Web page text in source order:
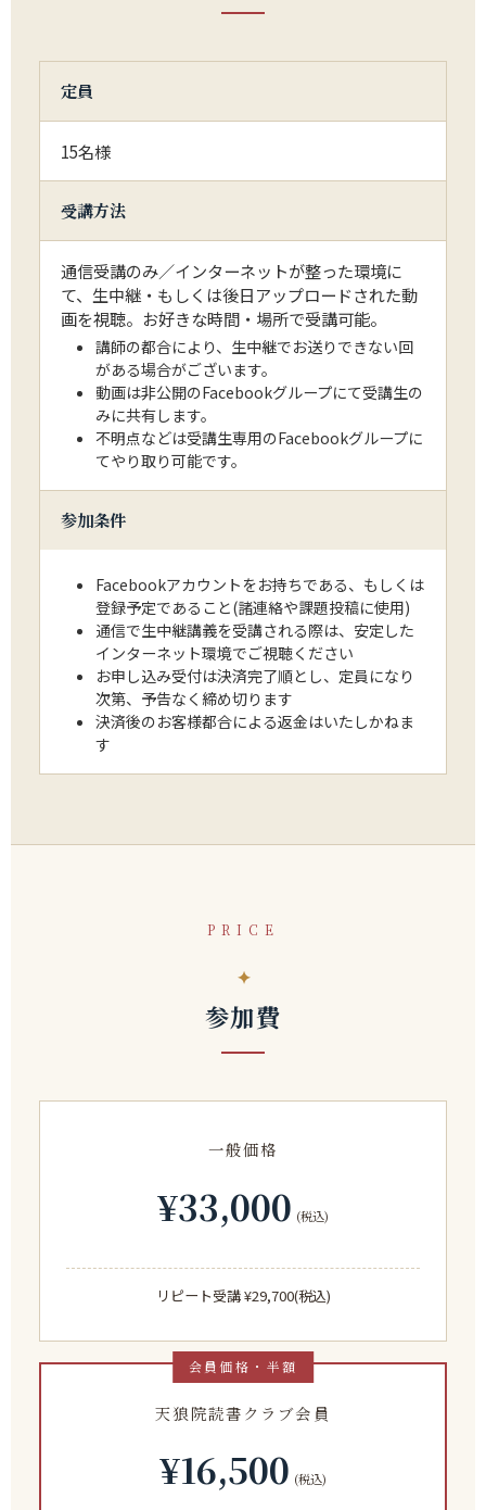
定員
15名様
受講方法
通信受講のみ／インターネットが整った環境に
て、生中継・もしくは後日アップロードされた動
画を視聴。お好きな時間・場所で受講可能。
講師の都合により、生中継でお送りできない回
がある場合がございます。
動画は非公開のFacebookグループにて受講生の
みに共有します。
不明点などは受講生専用のFacebookグループに
てやり取り可能です。
参加条件
Facebookアカウントをお持ちである、もしくは
登録予定であること(諸連絡や課題投稿に使用)
通信で生中継講義を受講される際は、安定した
インターネット環境でご視聴ください
お申し込み受付は決済完了順とし、定員になり
次第、予告なく締め切ります
決済後のお客様都合による返金はいたしかねま
す
PRICE
参加費
一般価格
¥33,000 (税込)
リピート受講 ¥29,700(税込)
天狼院読書クラブ会員
¥16,500 (税込)